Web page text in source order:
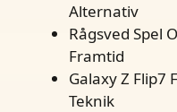
Alternativ
Rågsved Spel
Framtid
Galaxy Z Flip7
Teknik